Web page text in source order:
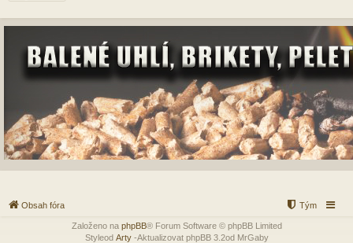
Obsah fóra Tým
Založeno na phpBB® Forum Software © phpBB Limited
Styleod Arty-Aktualizovat phpBB 3.2od MrGaby